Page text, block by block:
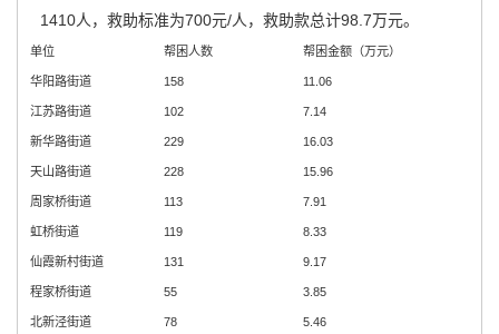
1410人，救助标准为700元/人，救助款总计98.7万元。
单位 帮困人数 帮困金额（万元）
华阳路街道 158 11.06
江苏路街道 102 7.14
新华路街道 229 16.03
天山路街道 228 15.96
周家桥街道 113 7.91
虹桥街道 119 8.33
仙霞新村街道 131 9.17
程家桥街道 55 3.85
北新泾街道 78 5.46